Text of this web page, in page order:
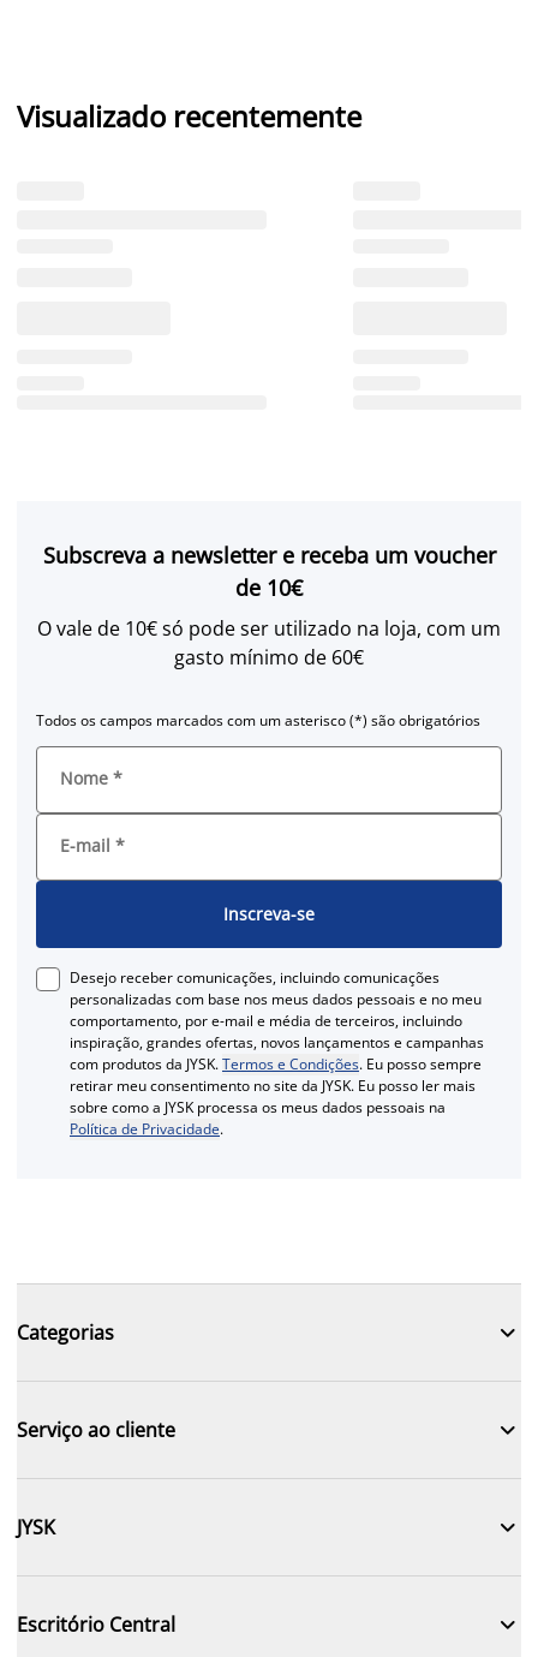
Visualizado recentemente
Subscreva a newsletter e receba um voucher
de 10€
O vale de 10€ só pode ser utilizado na loja, com um
gasto mínimo de 60€
Todos os campos marcados com um asterisco (*) são obrigatórios
Nome *
E-mail *
Inscreva-se
Desejo receber comunicações, incluindo comunicações
personalizadas com base nos meus dados pessoais e no meu
comportamento, por e-mail e média de terceiros, incluindo
inspiração, grandes ofertas, novos lançamentos e campanhas
com produtos da JYSK.Termos e Condições. Eu posso sempre
retirar meu consentimento no site da JYSK. Eu posso ler mais
sobre como a JYSK processa os meus dados pessoais na
Política de Privacidade.
Categorias 
Serviço ao cliente 
JYSK 
Escritório Central 